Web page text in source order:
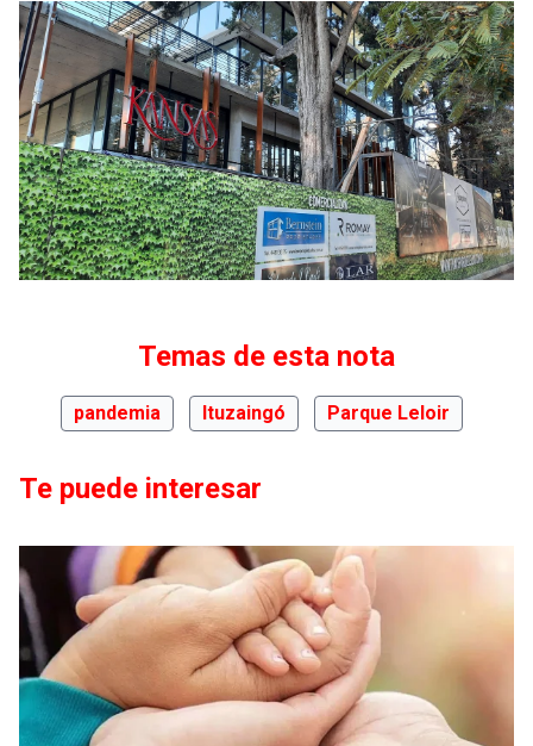
Temas de esta nota
pandemia Ituzaingó Parque Leloir
Te puede interesar